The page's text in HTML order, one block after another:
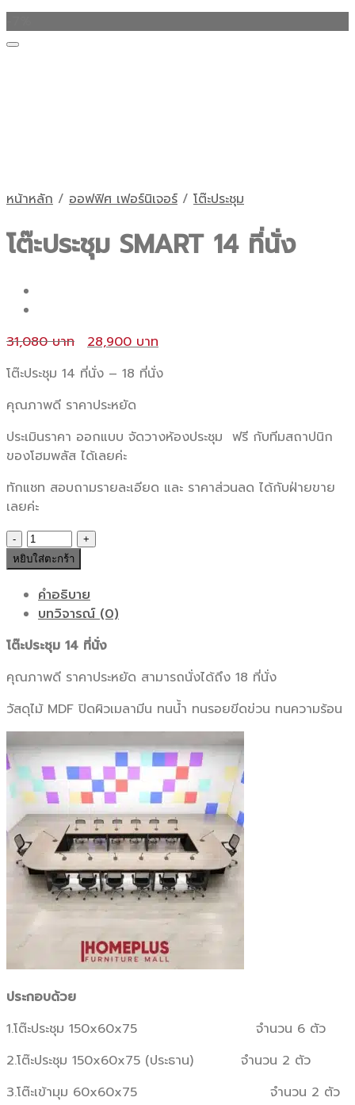
หน้าหลัก / ออฟฟิศ เฟอร์นิเจอร์ / โต๊ะประชุม
โต๊ะประชุม SMART 14 ที่นั่ง
31,080
Original
was:
31,080 ฿.
28,900
โต๊ะประชุม 14 ที่นั่ง – 18 ที่นั่ง
คุณภาพดี ราคาประหยัด
ประเมินราคา ออกแบบ จัดวางห้องประชุม ฟรี กับทีมสถาปนิก
ของโฮมพลัส ได้เลยค่ะ
ทักแชท สอบถามรายละเอียด และ ราคาส่วนลด ได้กับฝ่ายขาย
เลยค่ะ
จำนวน
โต๊ะ
ประชุม
SMART
14
นั่ง
ชิ้น
หยิบใส่ตะกร้า
คำอธิบาย
บทวิจารณ์ (0)
โต๊ะประชุม 14 ที่นั่ง
คุณภาพดี ราคาประหยัด สามารถนั่งได้ถึง 18 ที่นั่ง
วัสดุไม้ MDF ปิดผิวเมลามีน ทนน้ำ ทนรอยขีดข่วน ทนความร้อน
ประกอบด้วย
1.โต๊ะประชุม 150x60x75 จำนวน 6 ตัว
2.โต๊ะประชุม 150x60x75 (ประธาน) จำนวน 2 ตัว
3.โต๊ะเข้ามุม 60x60x75 จำนวน 2 ตัว